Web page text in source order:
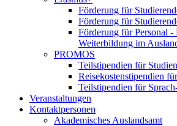
Förderung für
Förderung für
Förderung für Personal -
Weiterbildung im
PROMOS
Teilstipendien für
Reisekostenstipendien
Teilstipendien für
Veranstaltungen
Kontaktpersonen
Akademisches Auslandsamt